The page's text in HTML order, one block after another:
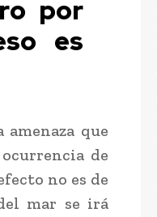
por
es
que
de
no es de
mar se irá